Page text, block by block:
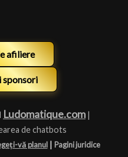
afiliere
sponsori
Ludomatique.com |
de chatbots
vă planul | Pagini juridice